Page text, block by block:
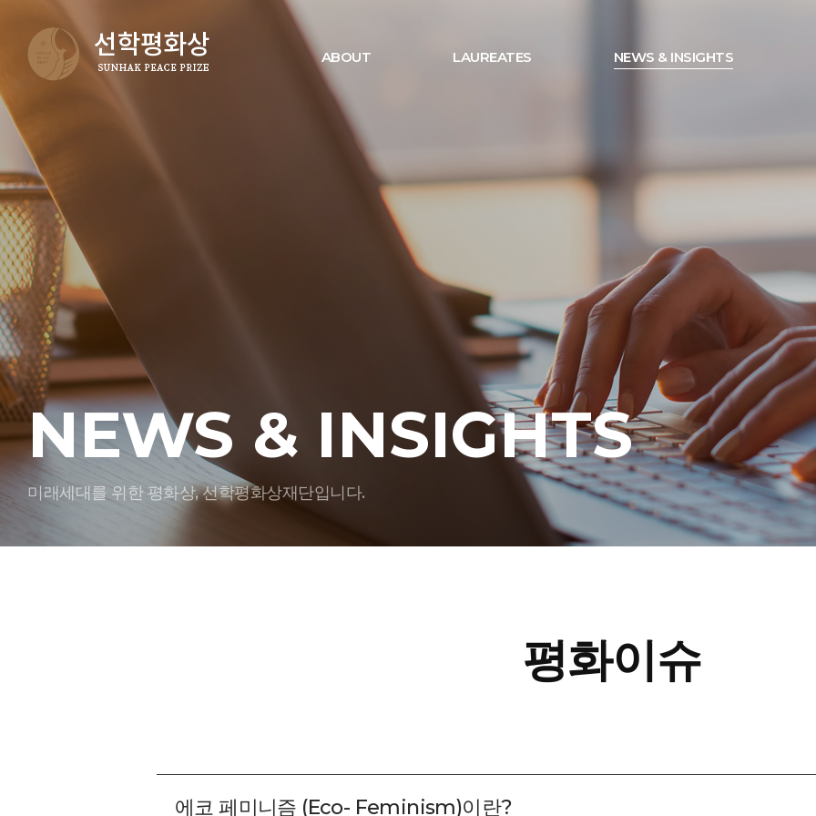
ABOUT LAUREATES NEWS & INSIGHTS
NEWS & INSIGHTS
미래세대를 위한 평화상, 선학평화상재단입니다.
평화이슈
에코 페미니즘 (Eco- Feminism)이란?